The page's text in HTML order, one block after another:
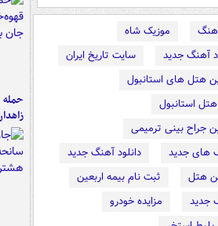
موزیک شاه
آهنگ جدید
سایت تاریخ ایران
هتل های استانبول
استانبول
جراح بینی ترمیمی
های جدید
دانلود آهنگ جدید
هتل
ثبت نام بیمه اربعین
جدید
مزایده خودرو
حمله
زاهدان؛ ۲ نفر